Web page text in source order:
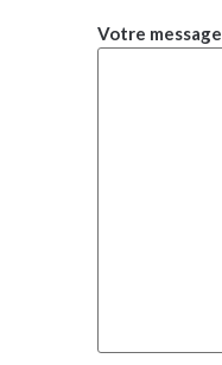
Votre message